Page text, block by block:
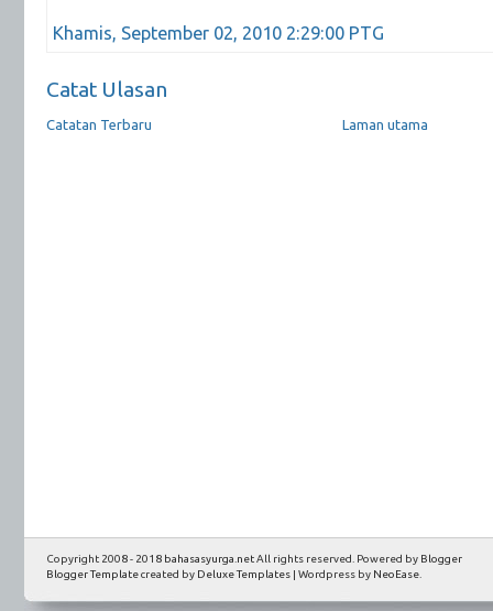
Khamis, September 02, 2010 2:29:00 PTG
Catat Ulasan
Catatan Terbaru Laman utama
Copyright 2008 - 2018 bahasasyurga.netAll rights reserved. Powered by Blogger
Blogger Templatecreated by Deluxe Templates | Wordpress by NeoEase